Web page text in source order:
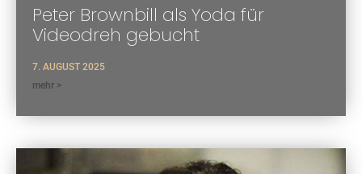
Peter Brownbill als Yoda für
Videodreh gebucht
7. AUGUST 2025
mehr >